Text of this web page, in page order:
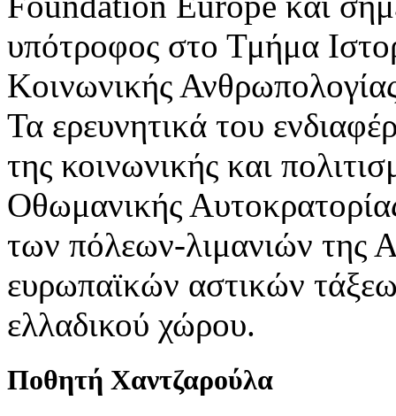
υπότροφος στο Τμήμα
Κοινωνικής
Τα ερευνητικά του
της κοινωνικής και
Οθωμανικής
των πόλεων-λιμανιών της
ευρωπαϊκών αστικών
ελλαδικού χώρου.
Ποθητή Χαντζαρούλα